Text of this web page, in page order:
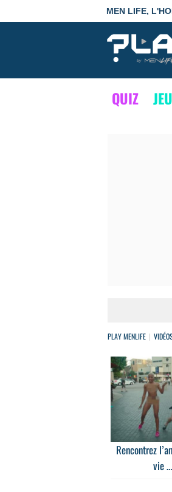
MEN LIFE,
QUIZ
PLAY MENLIFE
Rencontrez
vie